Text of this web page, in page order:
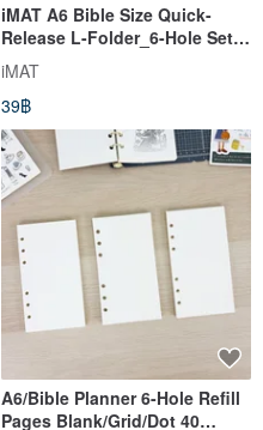
iMAT A6 Bible Size Quick-
Release L-Folder_6-Hole Set
of 3 - Easy to Attach/Detach,
Organized Storage
iMAT
39฿
A6/Bible Planner 6-Hole Refill
Pages Blank/Grid/Dot 40